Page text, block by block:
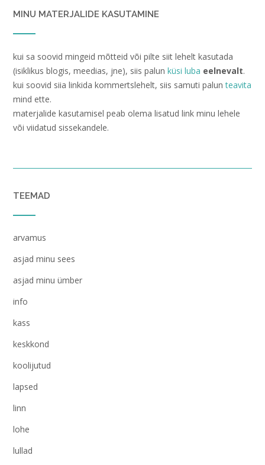
MINU MATERJALIDE KASUTAMINE
kui sa soovid mingeid mõtteid või pilte siit lehelt kasutada
(isiklikus blogis, meedias, jne), siis palun küsi luba eelnevalt.
kui soovid siia linkida kommertslehelt, siis samuti palunteavita
mind ette.
materjalide kasutamisel peab olema lisatud link minu lehele
või viidatud sissekandele.
TEEMAD
arvamus
asjad minu sees
asjad minu ümber
info
kass
keskkond
koolijutud
lapsed
linn
lohe
lullad